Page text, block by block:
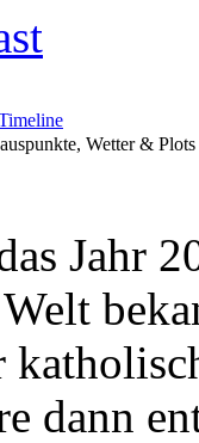
Wetter & Plots
Jahr
Welt
dann